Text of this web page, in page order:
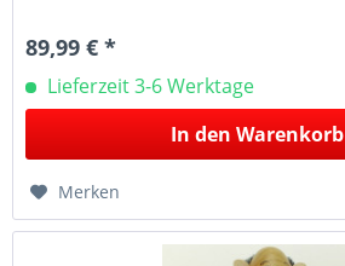
89,99 € *
Lieferzeit 3-6 Werktage
In den Warenkorb
Merken